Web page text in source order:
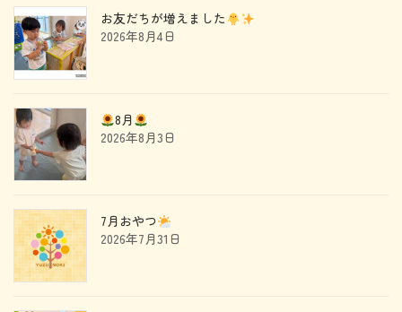
お友だちが増えました
2026年8月4日
8月
2026年8月3日
7月おやつ
2026年7月31日